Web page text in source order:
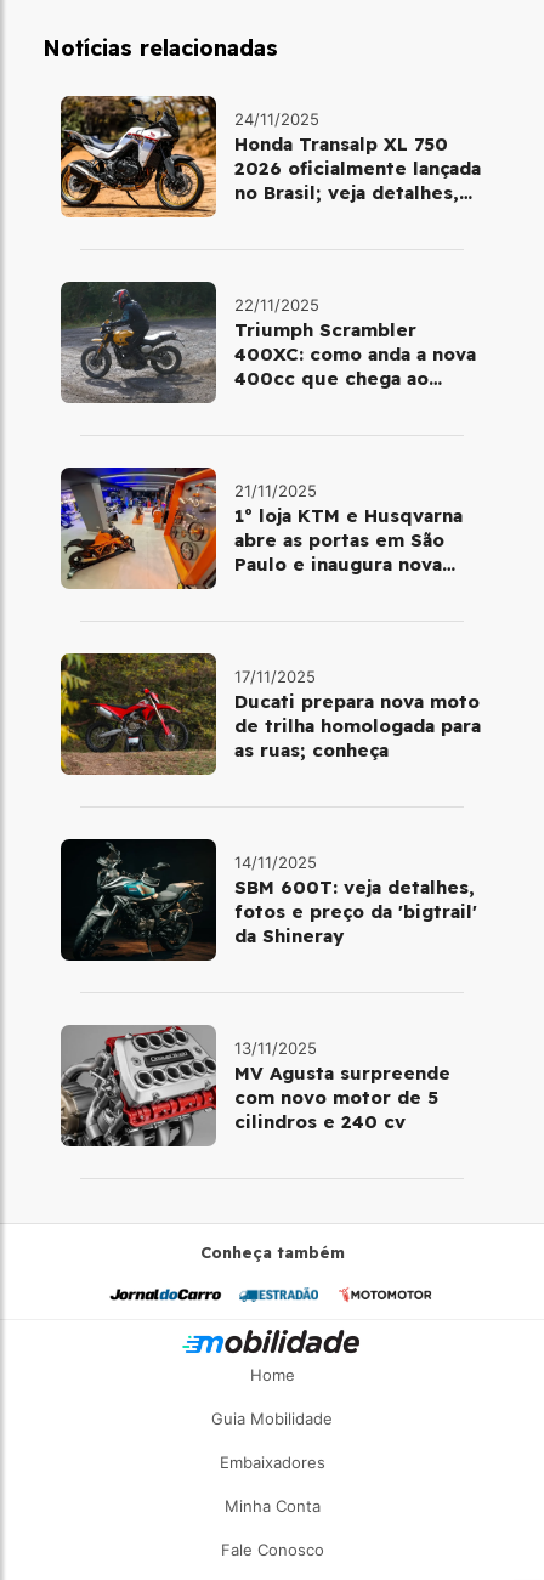
Notícias relacionadas
24/11/2025
Honda Transalp XL 750
2026 oficialmente lançada
no Brasil; veja detalhes,
22/11/2025
Triumph Scrambler
400XC: como anda a nova
400cc que chega ao
21/11/2025
1º loja KTM e Husqvarna
abre as portas em São
Paulo e inaugura nova
17/11/2025
Ducati prepara nova moto
de trilha homologada para
as ruas; conheça
14/11/2025
SBM 600T: veja detalhes,
fotos e preço da 'bigtrail'
da Shineray
13/11/2025
MV Agusta surpreende
com novo motor de 5
cilindros e 240 cv
Conheça também
Home
Guia Mobilidade
Embaixadores
Minha Conta
Fale Conosco